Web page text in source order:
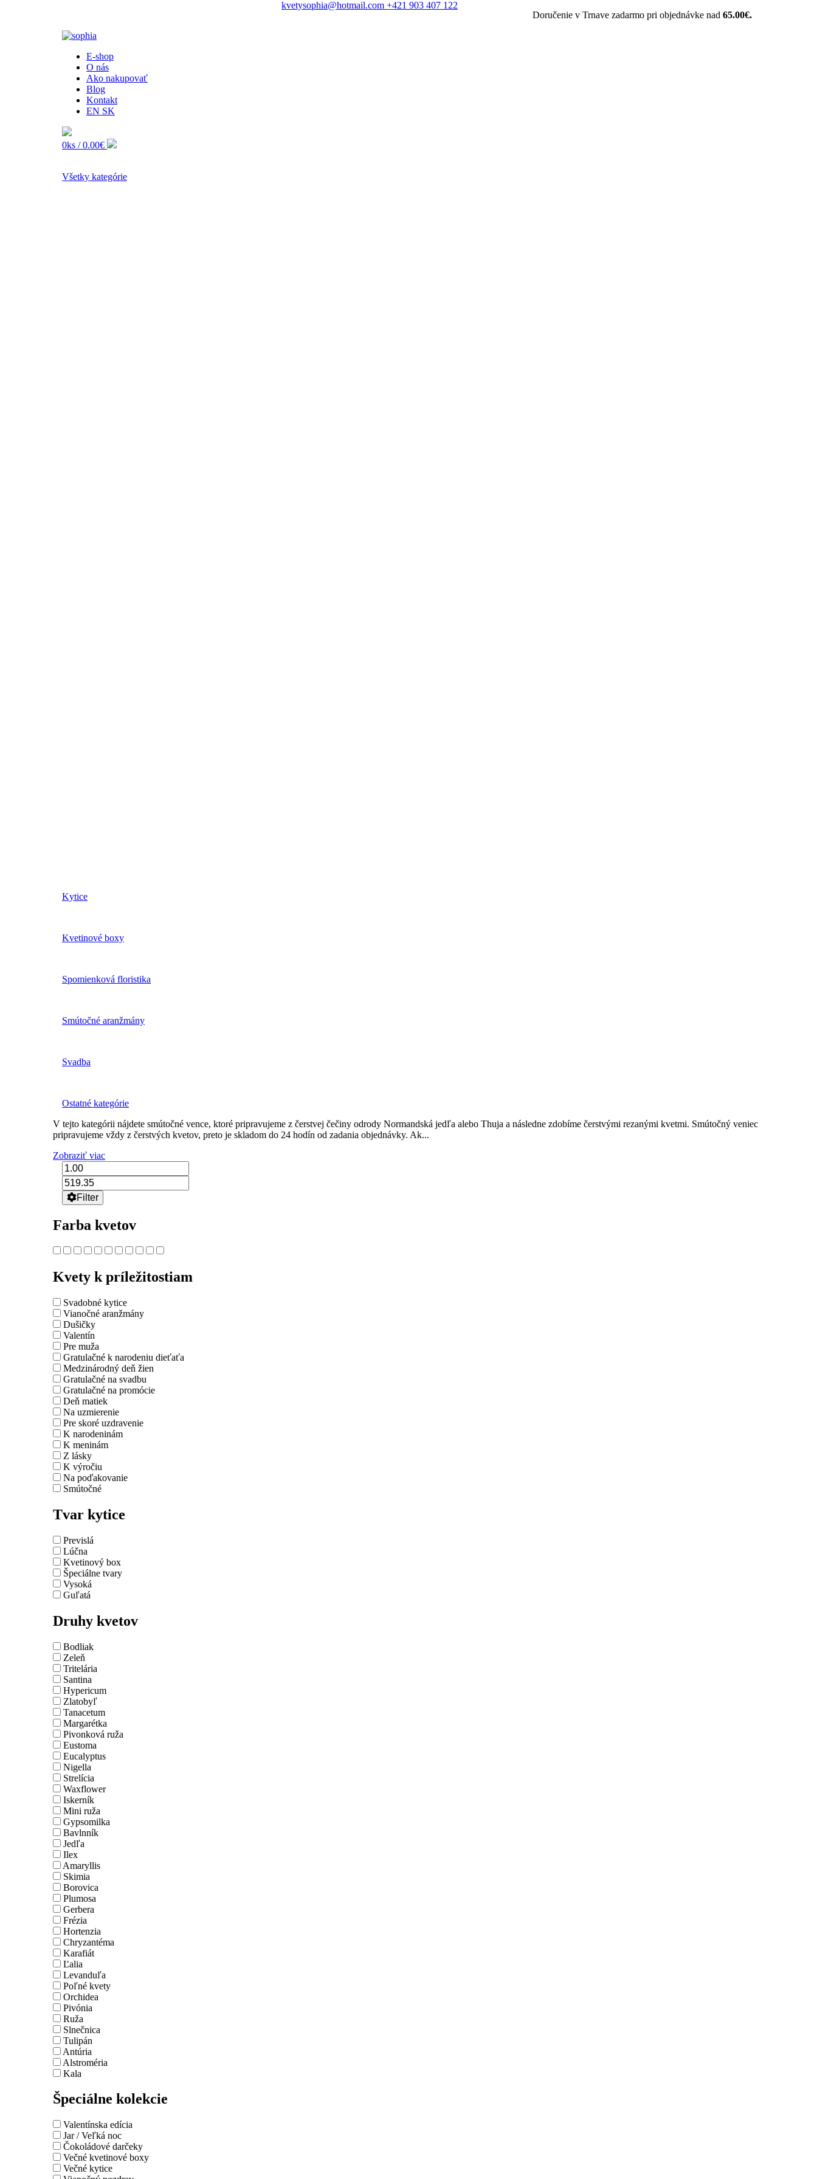
Doručenie v Trnave zadarmo pri objednávke nad65.00€.
kvetysophia@hotmail.com +421 903 407 122
E-shop
O nás
Ako nakupovať
Blog
Kontakt
EN SK
0ks /0.00€
Všetky kategórie
Kytice
Kvetinové boxy
Spomienková floristika
Smútočné aranžmány
Svadba
Ostatné kategórie
V tejto kategórii nájdete smútočné vence, ktoré pripravujeme z čerstvej čečiny odrody Normandská jedľa alebo Thuja a následne zdobíme čerstvými rezanými kvetmi. Smútočný veniec
pripravujeme vždy z čerstvých kvetov, preto je skladom do 24 hodín od zadania objednávky. Ak...
Zobraziť viac
Filter
Farba kvetov
Kvety k príležitostiam
Svadobné kytice
Vianočné aranžmány
Dušičky
Valentín
Pre muža
Gratulačné k narodeniu dieťaťa
Medzinárodný deň žien
Gratulačné na svadbu
Gratulačné na promócie
Deň matiek
Na uzmierenie
Pre skoré uzdravenie
K narodeninám
K meninám
Z lásky
K výročiu
Na poďakovanie
Smútočné
Tvar kytice
Previslá
Lúčna
Kvetinový box
Špeciálne tvary
Vysoká
Guľatá
Druhy kvetov
Bodliak
Zeleň
Tritelária
Santina
Hypericum
Zlatobyľ
Tanacetum
Margarétka
Pivonková ruža
Eustoma
Eucalyptus
Nigella
Strelícia
Waxflower
Iskerník
Mini ruža
Gypsomilka
Bavlnník
Jedľa
Ilex
Amaryllis
Skimia
Borovica
Plumosa
Gerbera
Frézia
Hortenzia
Chryzantéma
Karafiát
Ľalia
Levanduľa
Poľné kvety
Orchidea
Pivónia
Ruža
Slnečnica
Tulipán
Antúria
Alstroméria
Kala
Špeciálne kolekcie
Valentínska edícia
Jar / Veľká noc
Čokoládové darčeky
Večné kvetinové boxy
Večné kytice